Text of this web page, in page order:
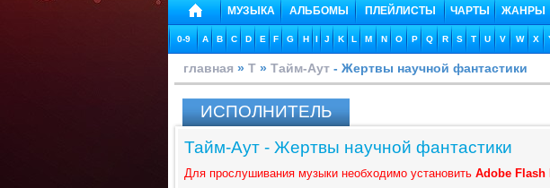
МУЗЫКА АЛЬБОМЫ ПЛЕЙЛИСТЫ ЧАРТЫ ЖАНРЫ
0-9 A B C D E F G H I J K L M N O P Q R S T U V W X
главная » Т » Тайм-Аут - Жертвы научной фантастики
ИСПОЛНИТЕЛЬ
Тайм-Аут - Жертвы научной фантастики
Для прослушивания музыки необходимо установить Adobe Flash